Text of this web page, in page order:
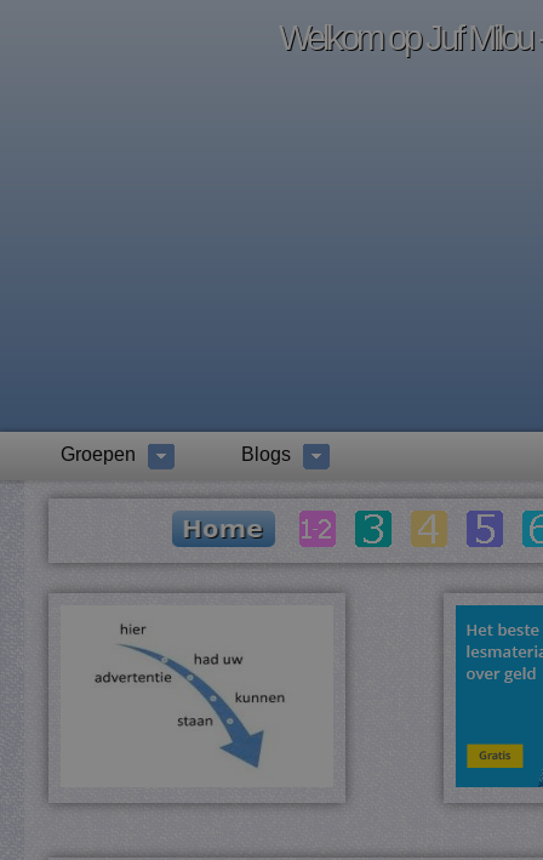
Welkom op Juf Milou
Groepen Blogs